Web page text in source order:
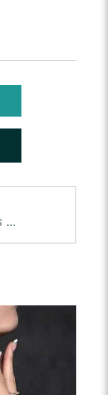
Maladies de peau, stress & émotions : comprendre les messages de votre peau (décodage émotionnel)